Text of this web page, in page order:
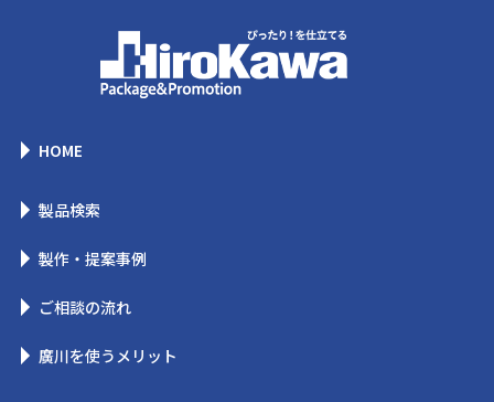
HOME
製品検索
製作・提案事例
ご相談の流れ
廣川を使うメリット